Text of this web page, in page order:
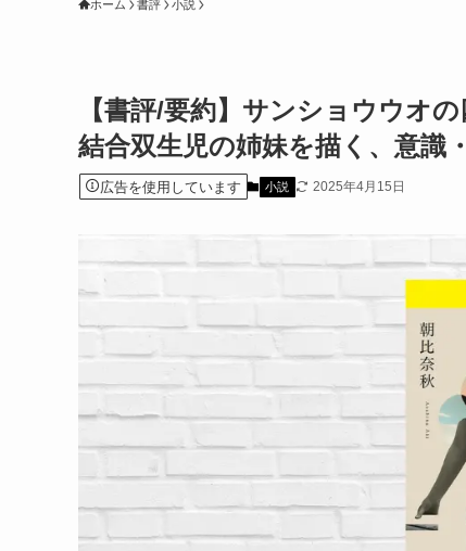
ホーム 書評 小説
【書評/要約】サンショウウオ
結合双生児の姉妹を描く、意識
広告を使用しています 小説 2025年4月15日